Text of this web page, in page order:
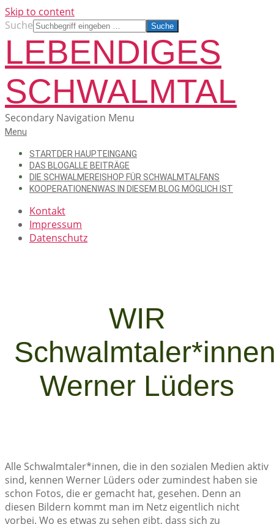
Skip to content
Suche
LEBENDIGES
SCHWALMTAL
Secondary Navigation Menu
Menu
STARTDER HAUPTEINGANG
DAS BLOGALLE BEITRÄGE
DIE SCHWALMEREI SHOP FÜR SCHWALMTALFANS
KOOPERATIONENWAS IN DIESEM BLOG MÖGLICH IST
Kontakt
Impressum
Datenschutz
WIR
Werner Lüders
Alle Schwalmtaler*innen, die in den sozialen Medien aktiv
sind, kennen Werner Lüders oder zumindest haben sie
schon Fotos, die er gemacht hat, gesehen. Denn an
diesen Bildern kommt man im Netz eigentlich nicht
vorbei. Wo es etwas zu sehen gibt, dass sich zu